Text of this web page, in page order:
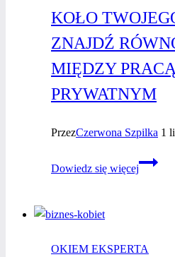
KOŁO
ZNAJDŹ
MIĘDZY
PRYWATNYM
PrzezCzerwona Szpilka 1
Dowiedz się więcej
Koło
między
OKIEM EKSPERTA